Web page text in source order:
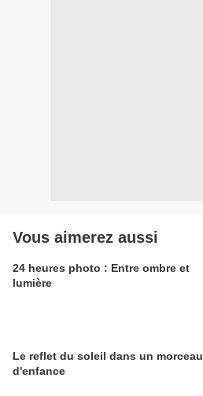
Vous aimerez aussi
24 heures photo : Entre ombre et
lumière
Le reflet du soleil dans un morceau
d'enfance